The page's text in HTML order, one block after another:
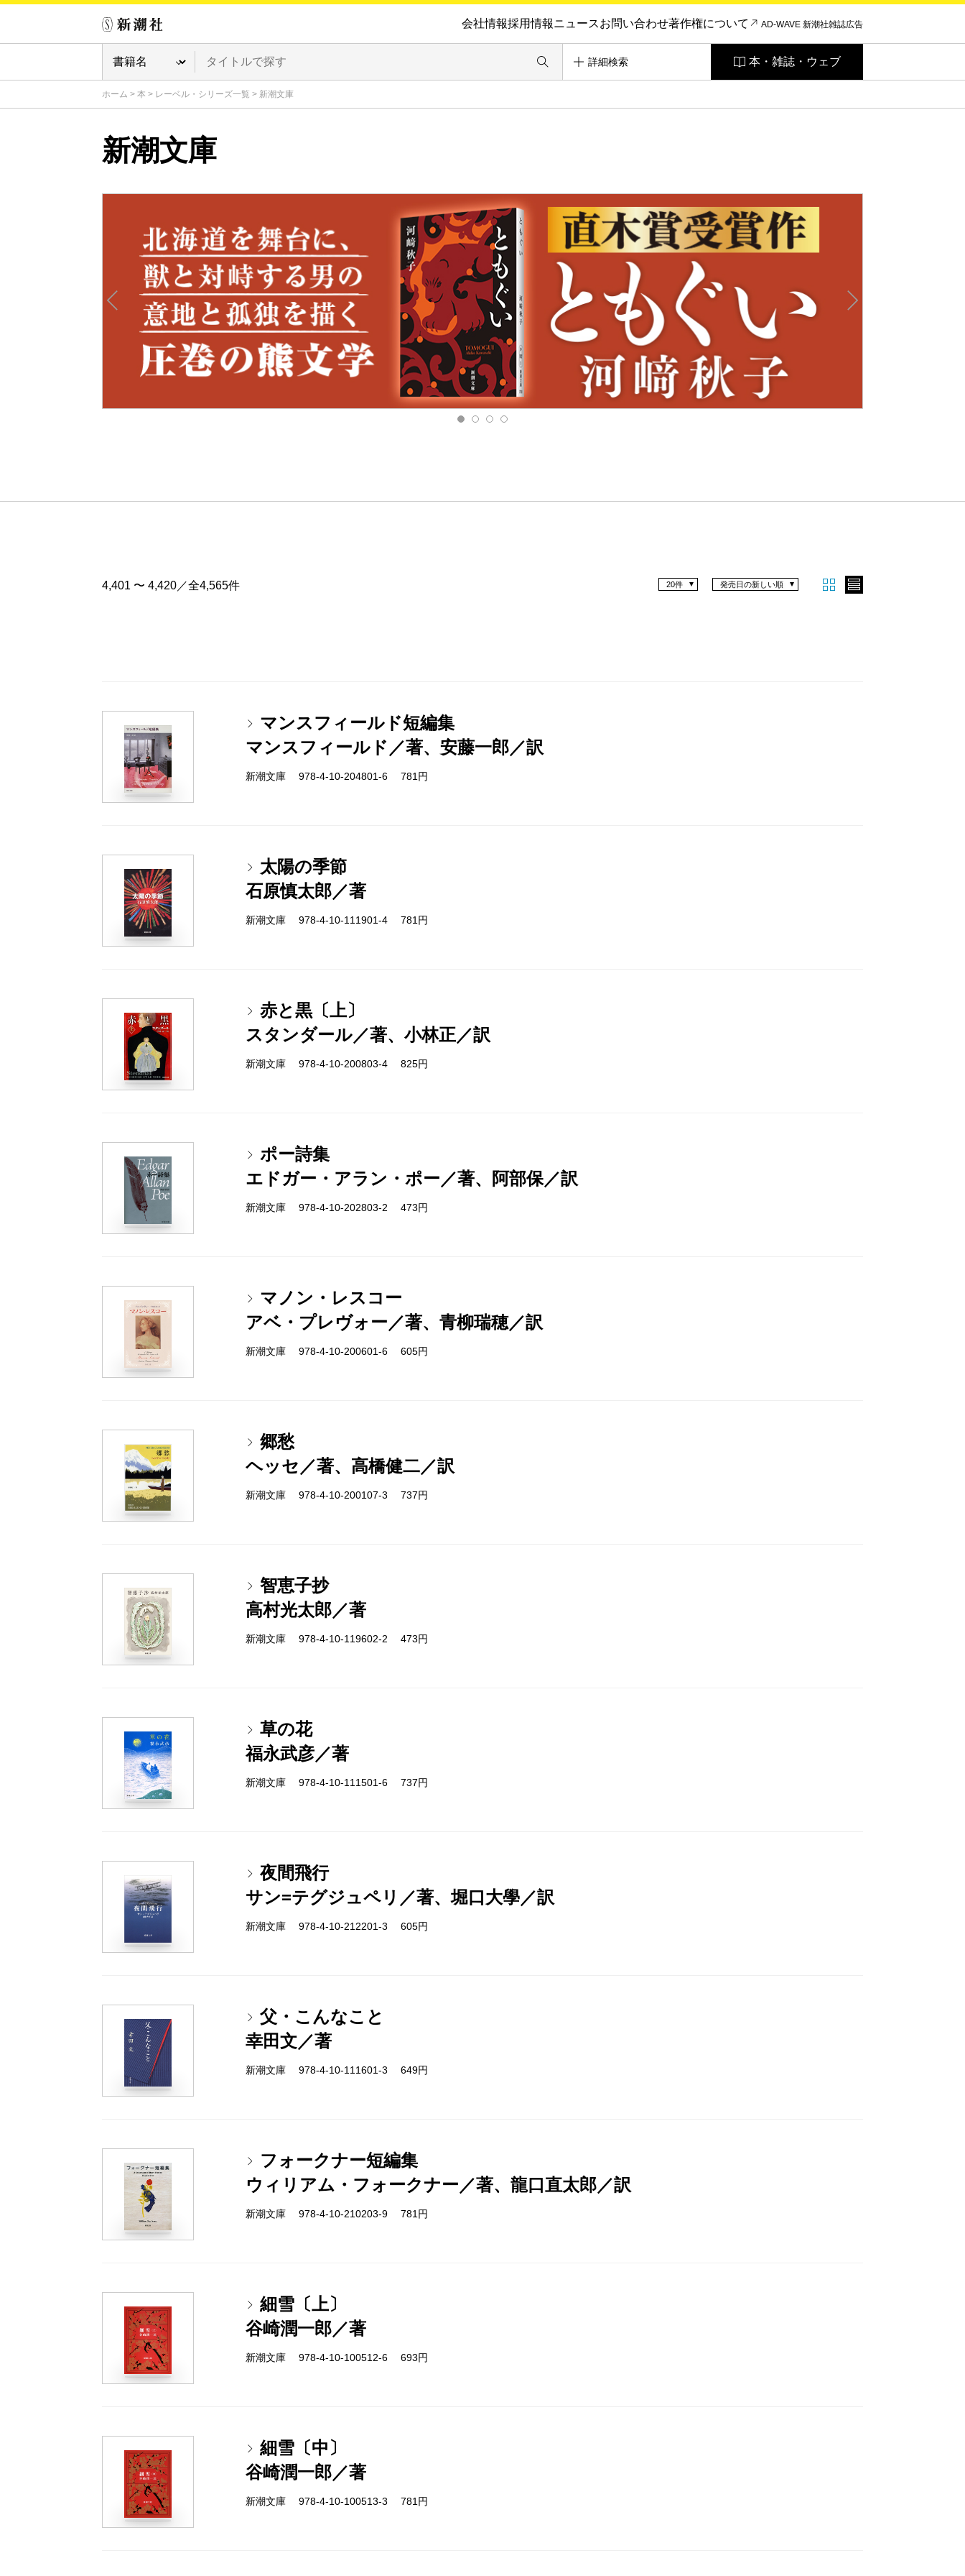
会社情報採用情報ニュースお問い合わせ著作権について AD-WAVE 新潮社雑誌広告
詳細検索 本・雑誌・ウェブ
ホーム > 本 > レーベル・シリーズ一覧 > 新潮文庫
新潮文庫
4,401 〜 4,420／全4,565件 発売日の新しい順
20件
マンスフィールド短編集
マンスフィールド／著、安藤一郎／訳
新潮文庫 978-4-10-204801-6 781円
太陽の季節
石原慎太郎／著
新潮文庫 978-4-10-111901-4 781円
赤と黒〔上〕
スタンダール／著、小林正／訳
新潮文庫 978-4-10-200803-4 825円
ポー詩集
エドガー・アラン・ポー／著、阿部保／訳
新潮文庫 978-4-10-202803-2 473円
マノン・レスコー
アベ・プレヴォー／著、青柳瑞穂／訳
新潮文庫 978-4-10-200601-6 605円
郷愁
ヘッセ／著、高橋健二／訳
新潮文庫 978-4-10-200107-3 737円
智恵子抄
高村光太郎／著
新潮文庫 978-4-10-119602-2 473円
草の花
福永武彦／著
新潮文庫 978-4-10-111501-6 737円
夜間飛行
サン=テグジュペリ／著、堀口大學／訳
新潮文庫 978-4-10-212201-3 605円
父・こんなこと
幸田文／著
新潮文庫 978-4-10-111601-3 649円
フォークナー短編集
ウィリアム・フォークナー／著、龍口直太郎／訳
新潮文庫 978-4-10-210203-9 781円
細雪〔上〕
谷崎潤一郎／著
新潮文庫 978-4-10-100512-6 693円
細雪〔中〕
谷崎潤一郎／著
新潮文庫 978-4-10-100513-3 781円